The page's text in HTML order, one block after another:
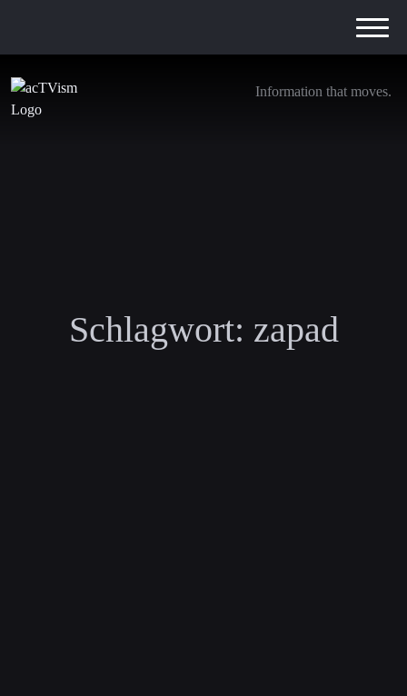
Information that moves.
Schlagwort: zapad